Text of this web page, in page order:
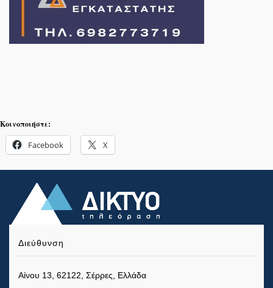
Κοινοποιήστε:
Facebook X
Διεύθυνση
Αίνου 13, 62122, Σέρρες, Ελλάδα